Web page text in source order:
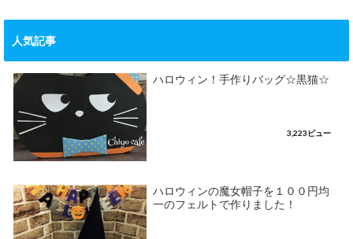
人気記事
ハロウィン！手作りバッグ☆黒猫☆
3,223ビュー
ハロウィンの魔女帽子を１００円均
一のフェルトで作りました！